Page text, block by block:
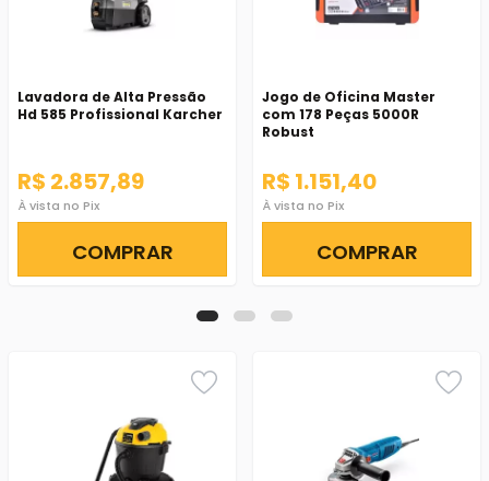
Lavadora de Alta Pressão
Hd 585 Profissional Karcher
R$ 2.857,89
À vista no Pix
COMPRAR
Jogo de Oficina Master
com 178 Peças 5000R
Robust
R$ 1.151,40
À vista no Pix
COMPRAR